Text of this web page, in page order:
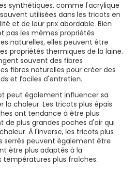
synthétiques, comme l'acrylique
utilisées dans les tricots en
et de leur prix abordable. Bien
pas les mêmes propriétés
naturelles, elles peuvent être
propriétés thermiques de la laine.
souvent des fibres
fibres naturelles pour créer des
et faciles d'entretien.
peut également influencer sa
la chaleur. Les tricots plus épais
ont tendance à être plus
de plus grandes poches d'air qui
À l'inverse, les tricots plus
serrés peuvent également être
être plus adaptés à la
températures plus fraîches.